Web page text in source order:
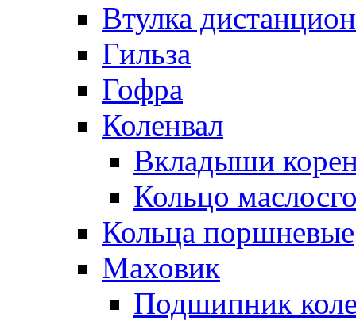
Втулка
Гильза
Гофра
Коленвал
Вкладыши
Кольцо
Кольца поршневые
Маховик
Подшипник